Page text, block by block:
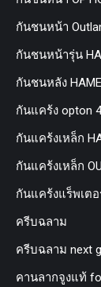
กันชนหน้า
กันชนหน้ารุ่น
กันชนหลัง
กันแคร้ง opton
กันแคร้งเหล็ก
กันแคร้งเหล็ก
กันแคร้งแร็พเต
ครีบฉลาม
ครีบฉลาม next
คานลากจูงแท้